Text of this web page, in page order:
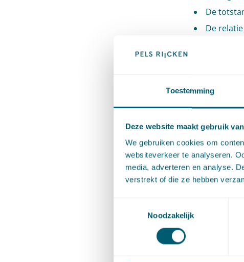
Toestemming
Deze website maakt gebruik
We gebruiken cookies om
websiteverkeer te analyseren.
media, adverteren en analyse.
verstrekt of die ze hebben
Noodzakelijk
De
De
Na de
over de
Indien de
werking